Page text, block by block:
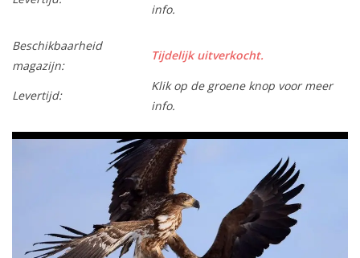
info.
Beschikbaarheid
magazijn:
Tijdelijk uitverkocht.
Levertijd:
Klik op de groene knop voor meer
info.